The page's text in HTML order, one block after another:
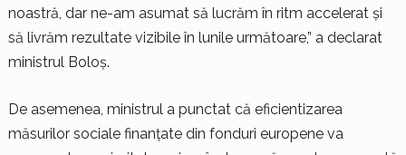
noastră, dar ne-am asumat să lucrăm în ritm accelerat și
să livrăm rezultate vizibile în lunile următoare,” a declarat
ministrul Boloș.
De asemenea, ministrul a punctat că eficientizarea
măsurilor sociale finanțate din fonduri europene va